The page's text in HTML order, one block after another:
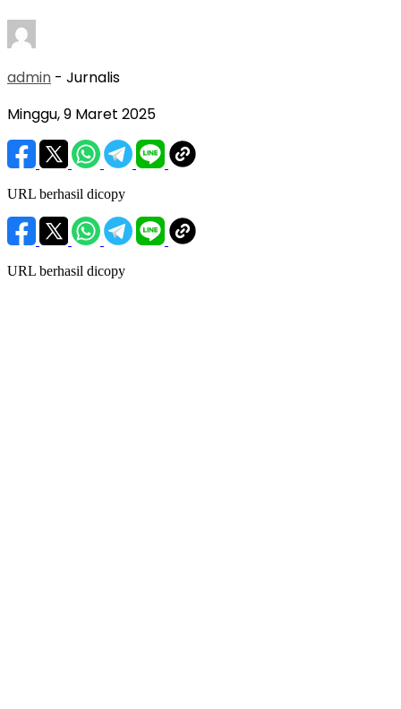
admin - Jurnalis
Minggu, 9 Maret 2025
URL berhasil dicopy
URL berhasil dicopy